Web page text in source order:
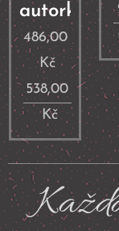
autorky
486,00
Kč
538,00
Kč